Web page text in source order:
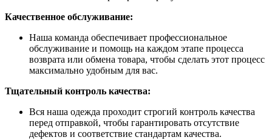
Качественное обслуживание:
Наша команда обеспечивает профессиональное
обслуживание и помощь на каждом этапе процесса
возврата или обмена товара, чтобы сделать этот процесс
максимально удобным для вас.
Тщательный контроль качества:
Вся наша одежда проходит строгий контроль качества
перед отправкой, чтобы гарантировать отсутствие
дефектов и соответствие стандартам качества.